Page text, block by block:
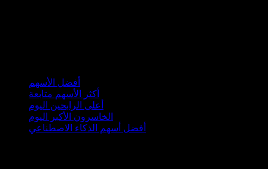
أفضل الأسهم
أكثر الأسهم متابعة
أعلى الرابحين اليوم
الخاسرون الأكبر اليوم
أفضل أسهم الذكاء الاصطناعي